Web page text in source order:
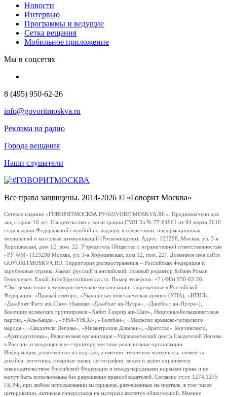
Новости
Интервью
Программы и ведущие
Сетка вещания
Мобильное приложение
Мы в соцсетях
8 (495) 950-62-26
info@govoritmoskva.ru
Реклама на радио
Города вещания
Наши слушатели
Все права защищены. 2014-2026 © «Говорит Москва»
Сетевое издание «ГОВОРИТМОСКВА.РУ/GOVORITMOSKVA.RU». Предназначено для
лиц старше 16 лет. Свидетельство о регистрации СМИ Эл № 77-64961 от 04 марта 2016
года выдано Федеральной службой по надзору в сфере связи, информационных
технологий и массовых коммуникаций (Роскомнадзор). Адрес: 123298, Москва, ул. 3-я
Хорошевская, дом 12, пом. 22. Учредитель Общество с ограниченной ответственностью
«РУ ФМ» (123298 Москва, ул. 3-я Хорошевская, дом 12, пом. 22). Доменное имя сайта
GOVORITMOSKVA.RU. Территория распространения – Российская Федерация и
зарубежные страны. Языки: русский и английский. Главный редактор Бабаян Роман
Георгиевич. Email: info@govoritmoskva.ru. Номер телефона: +7 (495) 950-62-26
*Экстремистские и террористические организации, запрещенные в Российской
Федерации: «Правый сектор», «Украинская повстанческая армия» (УПА), «ИГИЛ»,
«Джабхат Фатх аш-Шам» (бывшая «Джабхат ан-Нусра», «Джебхат ан-Нусра»),
Коалиция исламских группировок «Хайят Тахрир аш-Шам», Национал-Большевистская
партия, «Аль-Каида», «УНА-УНСО», «Талибан», «Меджлис крымско-татарского
народа», «Свидетели Иеговы», «Мизантропик Дивижн», «Братство» Корчинского,
«Артподготовка», Религиозная организация «Управленческий центр Свидетелей Иеговы
в России» и входящие в ее структуру местные религиозные организации.
Информация, размещенная на портале, а именно: текстовые материалы, элементы
дизайна, логотипы, товарные знаки, фотографии, видео и аудио охраняются
законодательством Российской Федерации и международными нормами права и не
могут быть использованы без разрешения правообладателей. Согласно ст.ст. 1274,1275
ГК РФ, при любом использовании материалов, размещенных на портале, в том числе
цитировании, активная гиперссылка на материал является обязательной. Мнение